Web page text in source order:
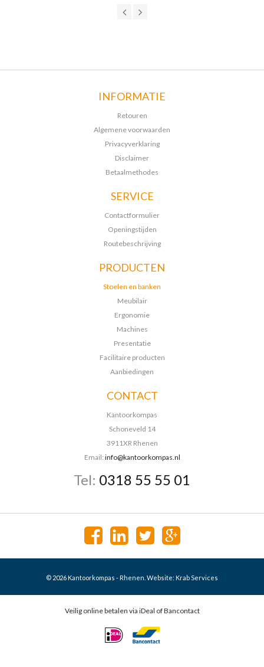
INFORMATIE
Retouren
Algemene voorwaarden
Privacyverklaring
Disclaimer
Betaalmethodes
SERVICE
Contactformulier
Openingstijden
Routebeschrijving
PRODUCTEN
Stoelen en banken
Meubilair
Ergonomie
Machines
Presentatie
Facilitaire producten
Aanbiedingen
CONTACT
Kantoorkompas
Schoneveld 14
3911XR Rhenen
Email: info@kantoorkompas.nl
Tel: 0318 55 55 01
© 2026 Kantoorkompas - Rhenen. Website: Krab Services
Veilig online betalen via iDeal of Bancontact